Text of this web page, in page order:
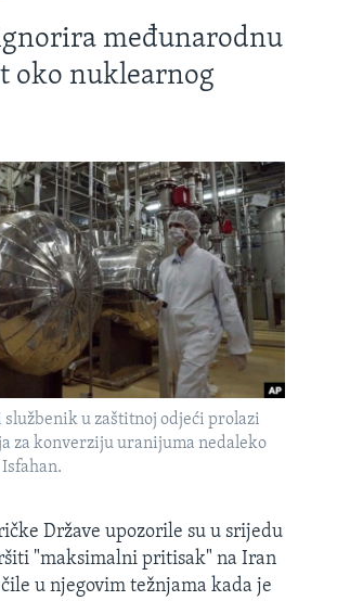
međunarodnu
oko nuklearnog
u zaštitnoj odjeći prolazi
za konverziju uranijuma nedaleko
Države upozorile su u srijedu
"maksimalni pritisak" na Iran
u njegovim težnjama kada je